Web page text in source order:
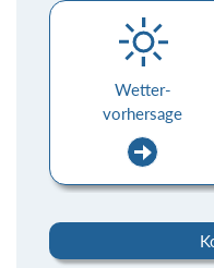
Wetter-
vorhersage